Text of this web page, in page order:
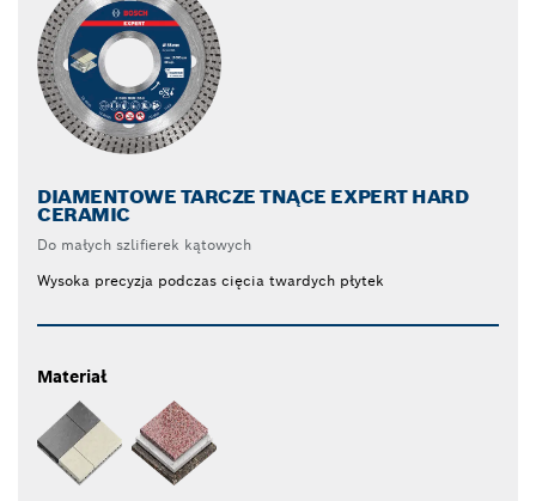
DIAMENTOWE TARCZE TNĄCE EXPERT HARD
CERAMIC
Do małych szlifierek kątowych
Wysoka precyzja podczas cięcia twardych płytek
Materiał